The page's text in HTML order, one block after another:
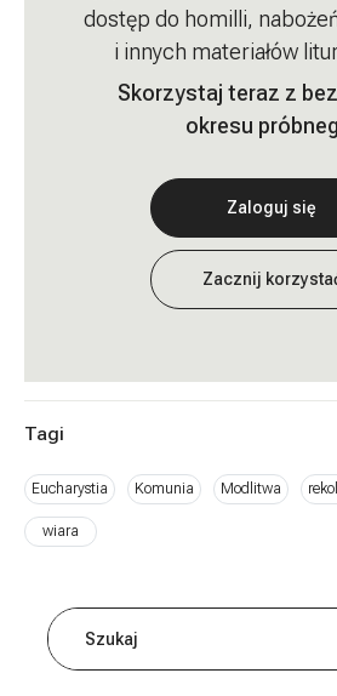
dostęp do homilli,
i innych materiałów
Skorzystaj teraz z
okresu
Zaloguj się
Zacznij
Tagi
Eucharystia Komunia Modlitwa
wiara
Szukaj